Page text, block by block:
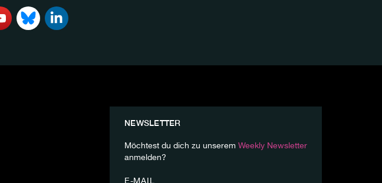
NEWSLETTER
Möchtest du dich zu unserem Weekly Newsletter
anmelden?
E-MAIL